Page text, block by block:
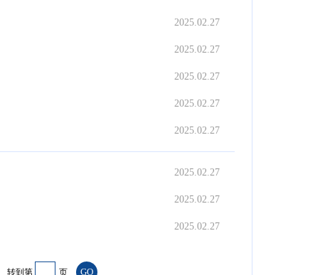
2025.02.27
2025.02.27
2025.02.27
2025.02.27
2025.02.27
2025.02.27
2025.02.27
2025.02.27
转到第 页